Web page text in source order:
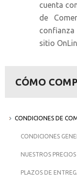
cuenta
de
confianza
sitio
CÓMO
CONDICIONES DE
CONDICIONES
NUESTROS PRECIOS
PLAZOS DE